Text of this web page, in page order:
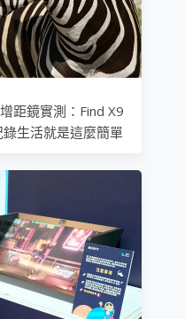
距鏡實測：Find X9
生活就是這麼簡單